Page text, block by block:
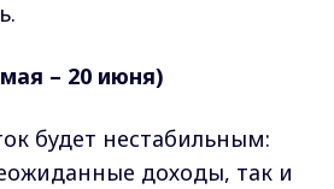
– 20 июня)
будет нестабильным:
доходы, так и